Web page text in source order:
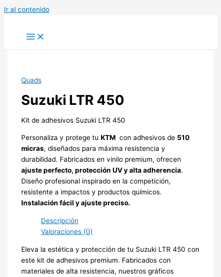
Ir al contenido
Quads
Suzuki LTR 450
Kit de adhesivos Suzuki LTR 450
Personaliza y protege tu KTM con adhesivos de 510
micras, diseñados para máxima resistencia y
durabilidad. Fabricados en vinilo premium, ofrecen
ajuste perfecto, protección UV y alta adherencia.
Diseño profesional inspirado en la competición,
resistente a impactos y productos químicos.
Instalación fácil y ajuste preciso.
Descripción
Valoraciones (0)
Eleva la estética y protección de tu Suzuki LTR 450 con
este kit de adhesivos premium. Fabricados con
materiales de alta resistencia, nuestros gráficos